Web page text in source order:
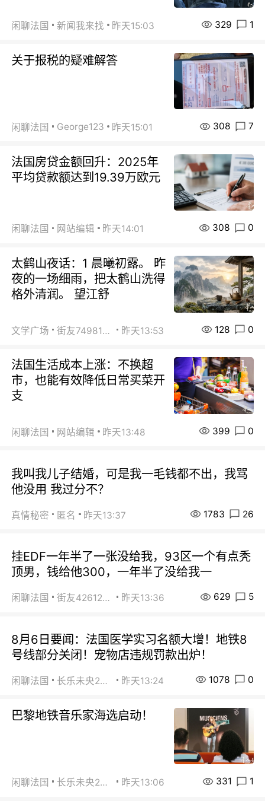
闲聊法国 新闻我来找 昨天15:03 329 1
关于报税的疑难解答
闲聊法国 George123 昨天15:01 308 7
法国房贷金额回升：2025年
平均贷款额达到19.39万欧元
闲聊法国 网站编辑 昨天14:01 308 0
太鹤山夜话：1 晨曦初露。 昨
夜的一场细雨，把太鹤山洗得
格外清润。 望江舒
文学广场 街友74981146 昨天13:53 128 0
法国生活成本上涨：不换超
市，也能有效降低日常买菜开
支
闲聊法国 网站编辑 昨天13:48 399 0
我叫我儿子结婚，可是我一毛钱都不出，我骂
他没用 我过分不？
真情秘密 匿名 昨天13:37 1783 26
挂EDF一年半了一张没给我，93区一个有点秃
顶男，钱给他300，一年半了没给我一
闲聊法国 街友42612092 昨天13:36 629 5
8月6日要闻：法国医学实习名额大增！地铁8
号线部分关闭！宠物店违规罚款出炉！
闲聊法国 长乐未央2015 昨天13:24 1078 0
巴黎地铁音乐家海选启动！
闲聊法国 长乐未央2015 昨天13:06 331 1